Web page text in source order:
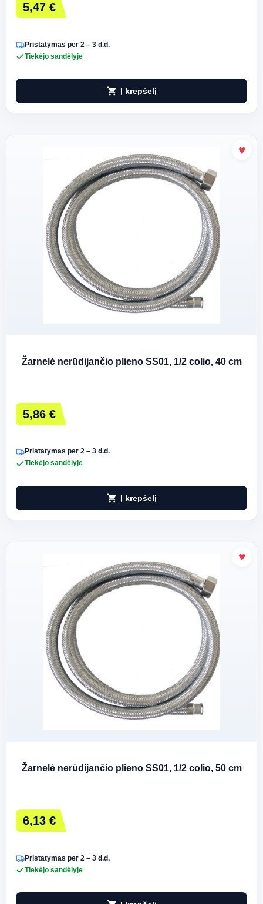
5,47 €
Pristatymas per 2 – 3 d.d.
Tiekėjo sandėlyje
shopping_cart Į krepšelį
Žarnelė nerūdijančio plieno SS01, 1/2 colio, 40 cm
5,86 €
Pristatymas per 2 – 3 d.d.
Tiekėjo sandėlyje
shopping_cart Į krepšelį
Žarnelė nerūdijančio plieno SS01, 1/2 colio, 50 cm
6,13 €
Pristatymas per 2 – 3 d.d.
Tiekėjo sandėlyje